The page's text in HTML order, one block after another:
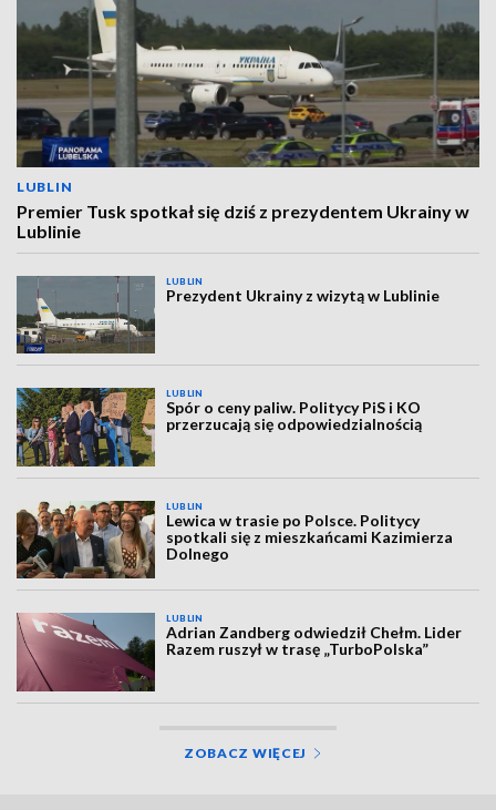
LUBLIN
Premier Tusk spotkał się dziś z prezydentem Ukrainy w
Lublinie
LUBLIN
Prezydent Ukrainy z wizytą w Lublinie
LUBLIN
Spór o ceny paliw. Politycy PiS i KO
przerzucają się odpowiedzialnością
LUBLIN
Lewica w trasie po Polsce. Politycy
spotkali się z mieszkańcami Kazimierza
Dolnego
LUBLIN
Adrian Zandberg odwiedził Chełm. Lider
Razem ruszył w trasę „TurboPolska”
ZOBACZ WIĘCEJ